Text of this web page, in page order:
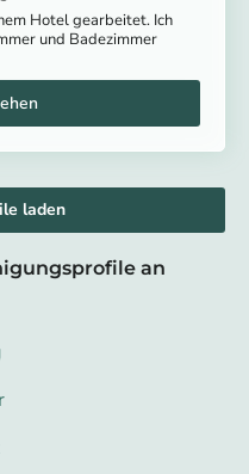
Hotel gearbeitet. Ich
und Badezimmer
laden
an